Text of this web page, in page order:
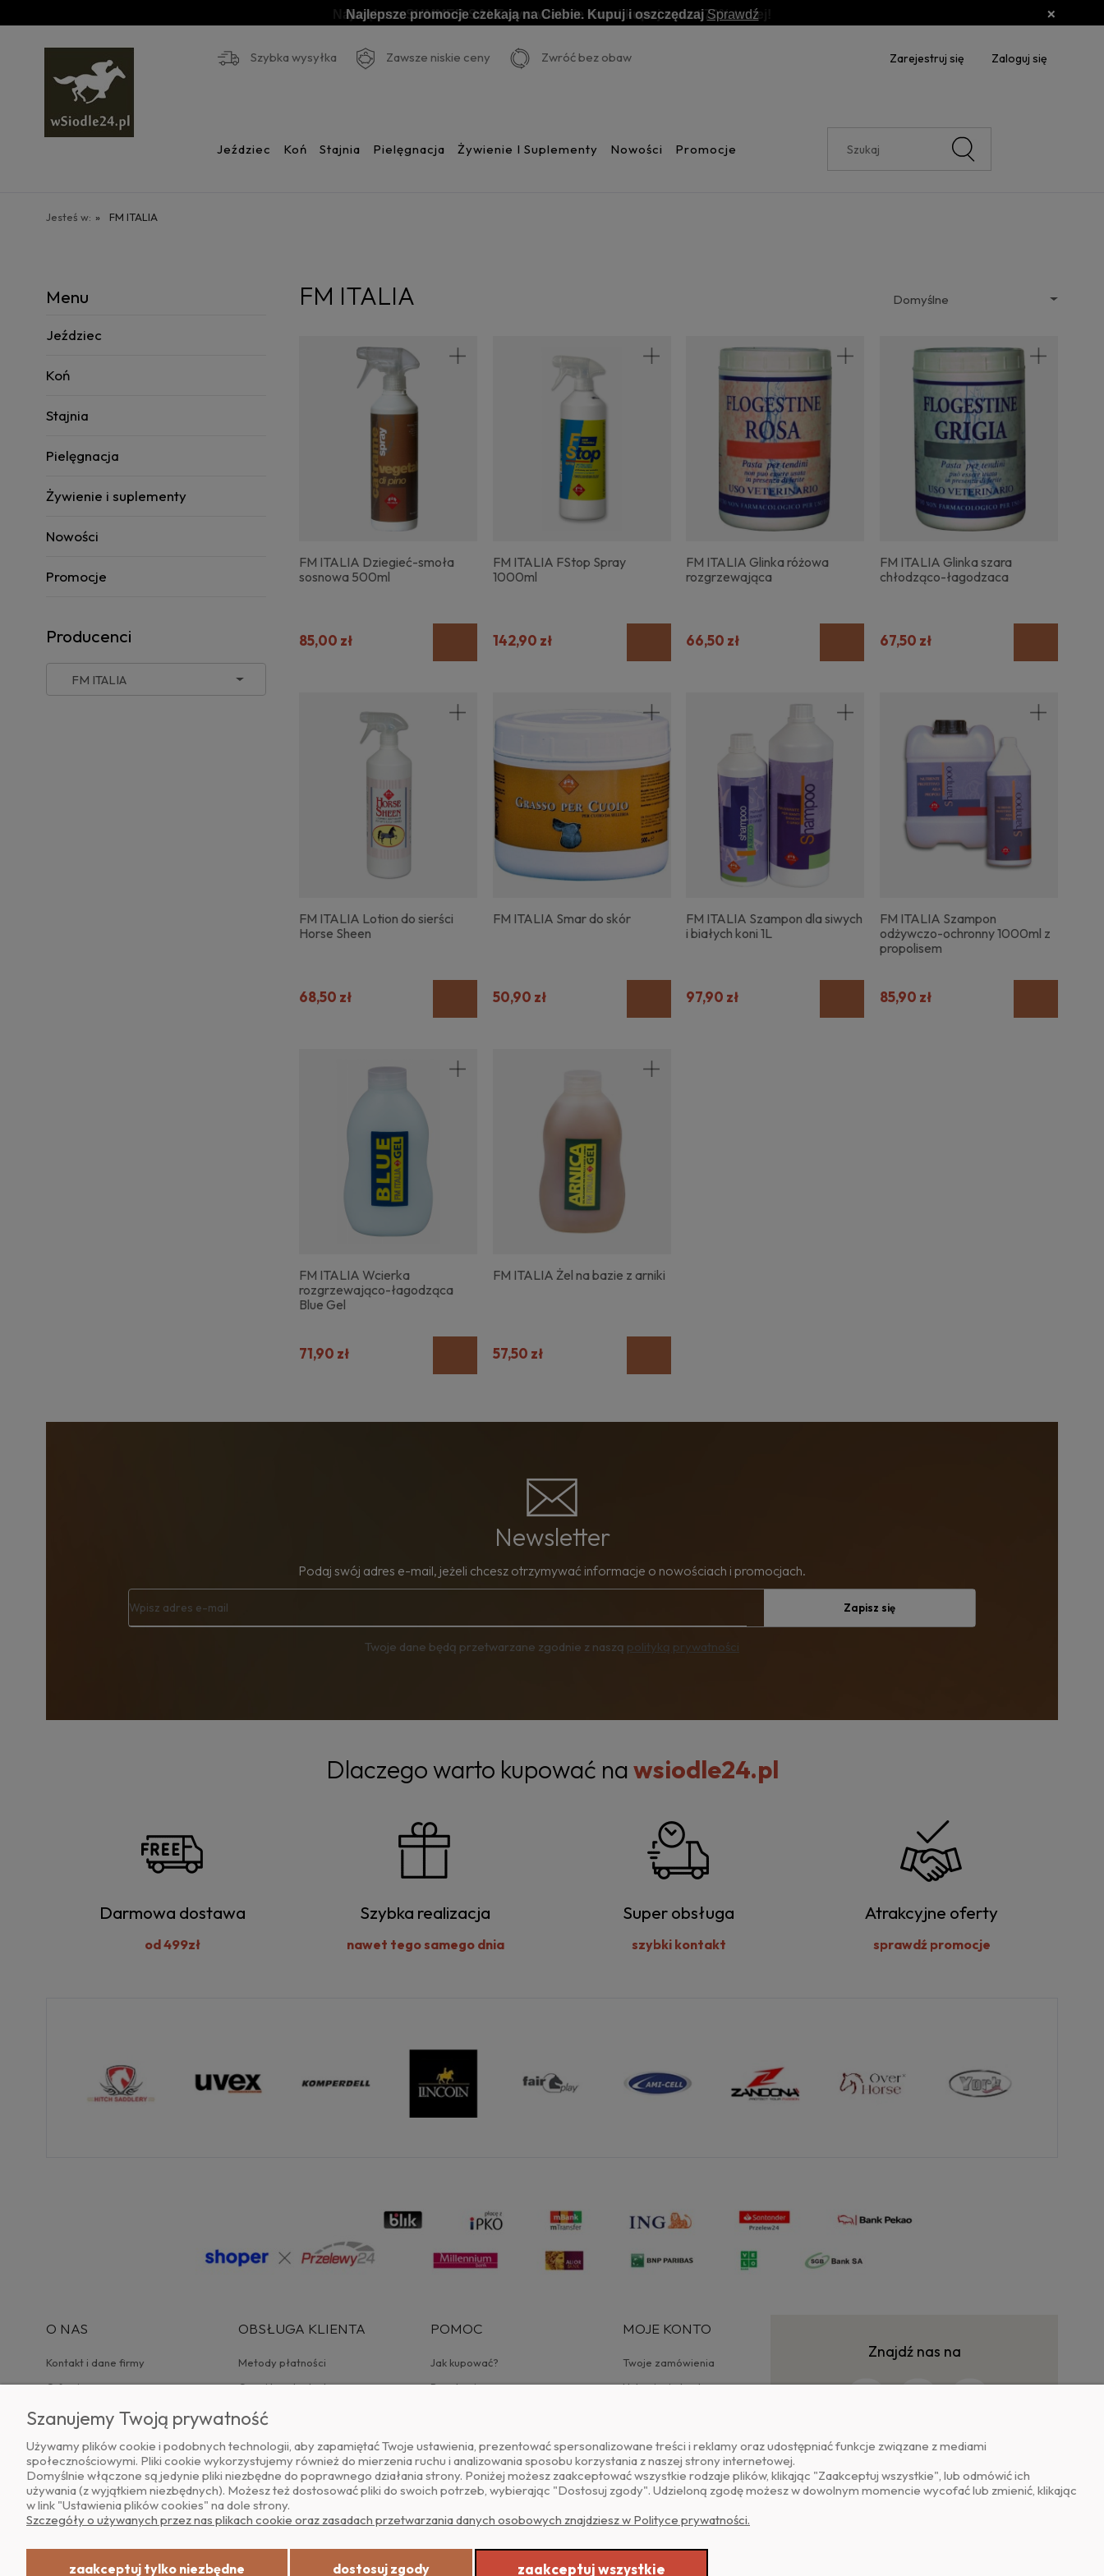
Najlepsze promocje czekają na Ciebie. Kupuj i oszczędzaj Sprawdź
Szybka wysyłka Zawsze niskie ceny Zwróć bez obaw Zarejestruj się Zaloguj się
Jeździec Koń Stajnia Pielęgnacja Żywienie I Suplementy Nowości Promocje
Jesteś w: » FM ITALIA
Menu
Jeździec
Koń
Stajnia
Pielęgnacja
Żywienie i suplementy
Nowości
Promocje
Producenci
FM ITALIA
FM ITALIA Dziegieć-smoła
sosnowa 500ml
85,00 zł
FM ITALIA FStop Spray
1000ml
142,90 zł
FM ITALIA Glinka różowa
rozgrzewająca
66,50 zł
FM ITALIA Glinka szara
chłodząco-łagodzaca
67,50 zł
FM ITALIA Lotion do sierści
Horse Sheen
68,50 zł
FM ITALIA Smar do skór
50,90 zł
FM ITALIA Szampon dla siwych
i białych koni 1L
97,90 zł
FM ITALIA Szampon
odżywczo-ochronny 1000ml z
propolisem
85,90 zł
FM ITALIA Wcierka
rozgrzewająco-łagodząca
Blue Gel
71,90 zł
FM ITALIA Żel na bazie z arniki
57,50 zł
Newsletter
Podaj swój adres e-mail, jeżeli chcesz otrzymywać informacje o nowościach i promocjach.
Zapisz się
Twoje dane będą przetwarzane zgodnie z naszą polityką prywatności
Dlaczego warto kupować na wsiodle24.pl
Darmowa dostawa
od 499zł
Szybka realizacja
nawet tego samego dnia
Super obsługa
szybki kontakt
Atrakcyjne oferty
sprawdź promocje
Znajdź nas na
O NAS
Kontakt i dane firmy
O firmie
OBSŁUGA KLIENTA
Metody płatności
Czas i koszty dostawy
Czas realizacji zamówienia
POMOC
Jak kupować?
Regulamin
MOJE KONTO
Twoje zamówienia
Ustawienia konta
Szanujemy Twoją prywatność
Używamy plików cookie i podobnych technologii, aby zapamiętać Twoje ustawienia, prezentować spersonalizowane treści i reklamy oraz udostępniać funkcje związane z mediami
społecznościowymi. Pliki cookie wykorzystujemy również do mierzenia ruchu i analizowania sposobu korzystania z naszej strony internetowej.
Domyślnie włączone są jedynie pliki niezbędne do poprawnego działania strony. Poniżej możesz zaakceptować wszystkie rodzaje plików, klikając "Zaakceptuj wszystkie", lub odmówić ich
używania (z wyjątkiem niezbędnych). Możesz też dostosować pliki do swoich potrzeb, wybierając "Dostosuj zgody". Udzieloną zgodę możesz w dowolnym momencie wycofać lub zmienić, klikając
w link "Ustawienia plików cookies" na dole strony.
Szczegóły o używanych przez nas plikach cookie oraz zasadach przetwarzania danych osobowych znajdziesz w Polityce prywatności.
zaakceptuj tylko niezbędne dostosuj zgody zaakceptuj wszystkie